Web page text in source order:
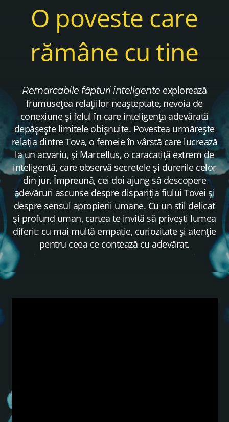
O poveste care
rămâne cu tine
Remarcabile făpturi inteligente explorează
frumusețea relațiilor neașteptate, nevoia de
conexiune și felul în care inteligența adevărată
depășește limitele obișnuite. Povestea urmărește
relația dintre Tova, o femeie în vârstă care lucrează
la un acvariu, și Marcellus, o caracatiță extrem de
inteligentă, care observă secretele și durerile celor
din jur. Împreună, cei doi ajung să descopere
adevăruri ascunse despre dispariția fiului Tovei și
despre sensul apropierii umane. Cu un stil delicat
și profund uman, cartea te invită să privești lumea
diferit: cu mai multă empatie, curiozitate și atenție
pentru ceea ce contează cu adevărat.